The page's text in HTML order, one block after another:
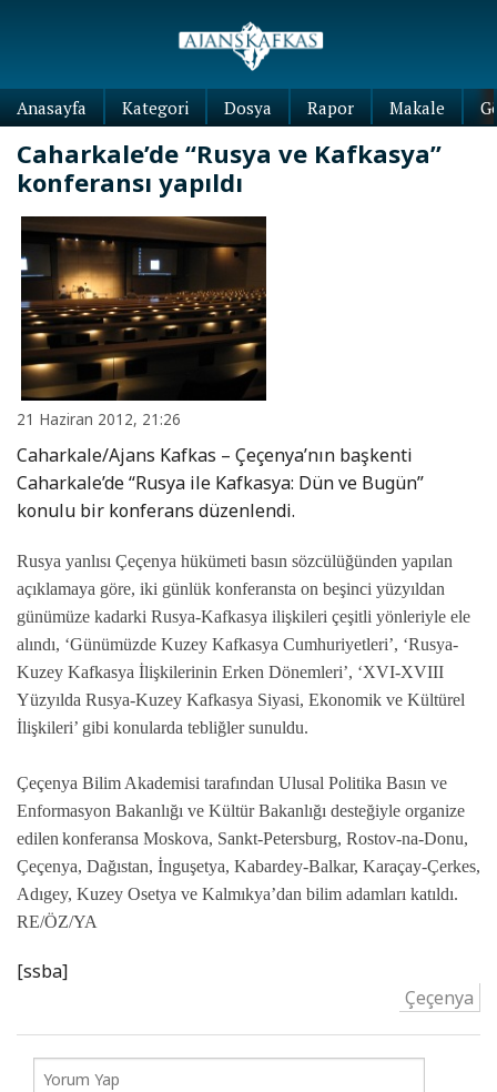
Anasayfa Kategori Dosya Rapor Makale
Caharkale’de “Rusya ve Kafkasya”
konferansı yapıldı
21 Haziran 2012, 21:26
Caharkale/Ajans Kafkas – Çeçenya’nın başkenti
Caharkale’de “Rusya ile Kafkasya: Dün ve Bugün”
konulu bir konferans düzenlendi.
Rusya yanlısı Çeçenya hükümeti basın sözcülüğünden yapılan
açıklamaya göre, iki günlük konferansta on beşinci yüzyıldan
günümüze kadarki Rusya-Kafkasya ilişkileri çeşitli yönleriyle ele
alındı, ‘Günümüzde Kuzey Kafkasya Cumhuriyetleri’, ‘Rusya-
Kuzey Kafkasya İlişkilerinin Erken Dönemleri’, ‘XVI-XVIII
Yüzyılda Rusya-Kuzey Kafkasya Siyasi, Ekonomik ve Kültürel
İlişkileri’ gibi konularda tebliğler sunuldu.
Çeçenya Bilim Akademisi tarafından Ulusal Politika Basın ve
Enformasyon Bakanlığı ve Kültür Bakanlığı desteğiyle organize
edilen konferansa Moskova, Sankt-Petersburg, Rostov-na-Donu,
Çeçenya, Dağıstan, İnguşetya, Kabardey-Balkar, Karaçay-Çerkes,
Adıgey, Kuzey Osetya ve Kalmıkya’dan bilim adamları katıldı.
RE/ÖZ/YA
[ssba]
Çeçenya